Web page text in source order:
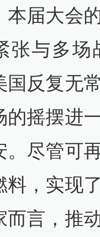
本届大会
张与多场
国反复无
的摇摆进
。尽管可
料，实现
而言，推